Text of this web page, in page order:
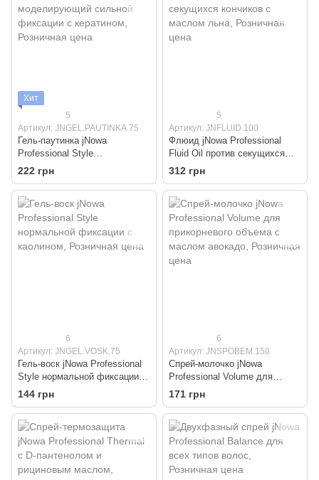
Хит
5
Артикул: JNGEL.PAUTINKA.75
Гель-паутинка jNowa
Professional Style
моделирующий сильной
фиксации с кератином
222 грн
5
Артикул: JNFLUID.100
Флюид jNowa Professional
Fluid Oil против секущихся
кончиков с маслом льна
312 грн
6
Артикул: JNGEL.VOSK.75
Гель-воск jNowa Professional
Style нормальной фиксации с
каолином
144 грн
6
Артикул: JNSPOBEM.150
Спрей-молочко jNowa
Professional Volume для
прикорневого объема с
маслом авокадо
171 грн